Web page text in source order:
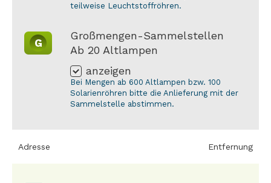
teilweise Leuchtstoffröhren.
G
Großmengen-Sammelstellen
Ab 20 Altlampen
anzeigen
Bei Mengen ab 600 Altlampen bzw. 100
Solarienröhren bitte die Anlieferung mit der
Sammelstelle abstimmen.
Adresse Entfernung